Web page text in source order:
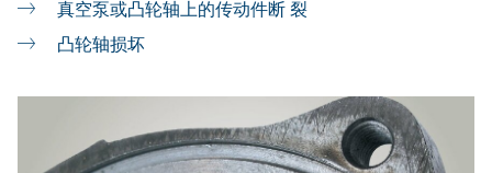
真空泵或凸轮轴上的传动件断 裂
凸轮轴损坏